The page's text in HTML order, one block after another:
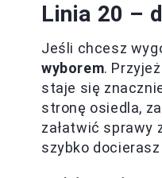
Linia 20 –
Jeśli chcesz
wyborem.
staje się
stronę osiedla,
załatwić sprawy
szybko